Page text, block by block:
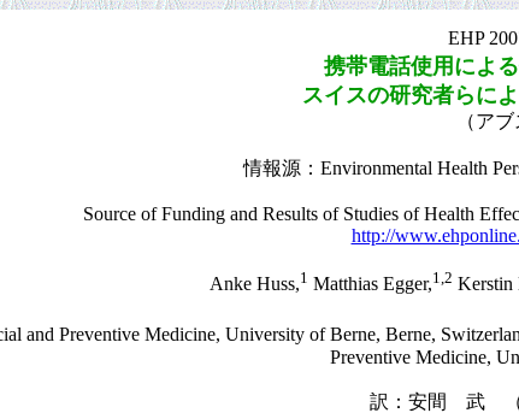
EHP
携帯電話使用によ
スイスの研究者らに
（ア
情報源：Environmental Health
Source of Funding and Results of Studies of Health
http://
Anke Huss,1 Matthias Egger,1,2 Kerstin
and Preventive Medicine, University of Berne, Berne,
Preventive Medicine,
訳：安間 武 （